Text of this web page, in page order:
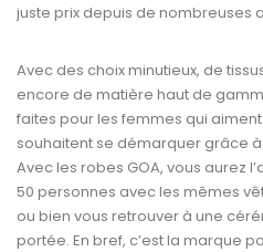
juste prix depuis de nombreuses
Avec des choix minutieux, de
encore de matière haut de
faites pour les femmes qui
souhaitent se démarquer grâce
Avec les robes GOA, vous aurez
50 personnes avec les mêmes
ou bien vous retrouver à une
portée. En bref, c’est la marque